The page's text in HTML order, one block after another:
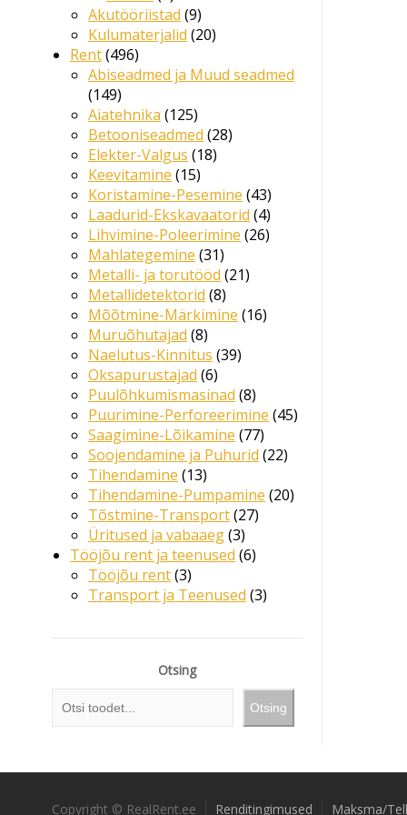
toodet
Akutööriistad 99
toodet
Kulumaterjalid 2020
Rent 496496
toodet
Abiseadmed ja Muud seadmed
149149
toodet
Aiatehnika 125125
toodet
Betooniseadmed 2828
Elekter-Valgus 1818
Keevitamine 1515
toodet
Koristamine-Pesemine 4343
toodet
Laadurid-Ekskavaatorid 44
toodet
Lihvimine-Poleerimine 2626
Mahlategemine 3131
toodet
Metalli- ja torutööd 2121
Metallidetektorid 88
toodet
Mõõtmine-Märkimine 1616
Muruõhutajad 88
toodet
Naelutus-Kinnitus 3939
Oksapurustajad 66
toodet
Puulõhkumismasinad 88
toodet
Puurimine-Perforeerimine 4545
Saagimine-Lõikamine 7777
toodet
Soojendamine ja Puhurid 2222
Tihendamine 1313
toodet
Tihendamine-Pumpamine 2020
Tõstmine-Transport 2727
Üritused ja vabaaeg 33
toodet
Tööjõu rent ja teenused 66
Tööjõu rent 33
toodet
Transport ja Teenused 33
Otsing
Otsing
Copyright © RealRent.ee Renditingimused Maksma/